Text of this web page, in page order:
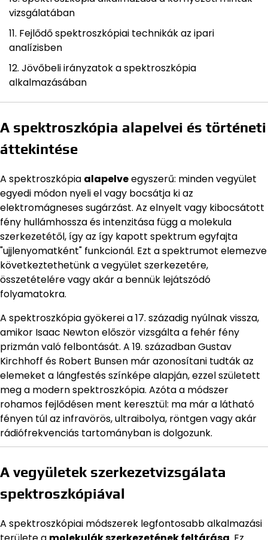
vizsgálatában
Fejlődő spektroszkópiai technikák az ipari
analízisben
Jövőbeli irányzatok a spektroszkópia
alkalmazásában
A spektroszkópia alapelvei és történeti
áttekintése
A spektroszkópia alapelveegyszerű: minden vegyület
egyedi módon nyeli el vagy bocsátja ki az
elektromágneses sugárzást. Az elnyelt vagy kibocsátott
fény hullámhossza és intenzitása függ a molekula
szerkezetétől, így az így kapott spektrum egyfajta
"ujjlenyomatként" funkcionál. Ezt a spektrumot elemezve
következtethetünk a vegyület szerkezetére,
összetételére vagy akár a bennük lejátszódó
folyamatokra.
A spektroszkópia gyökerei a 17. századig nyúlnak vissza,
amikor Isaac Newton először vizsgálta a fehér fény
prizmán való felbontását. A 19. században Gustav
Kirchhoff és Robert Bunsen már azonosítani tudták az
elemeket a lángfestés színképe alapján, ezzel született
meg a modern spektroszkópia. Azóta a módszer
rohamos fejlődésen ment keresztül: ma már a látható
fényen túl az infravörös, ultraibolya, röntgen vagy akár
rádiófrekvenciás tartományban is dolgozunk.
A vegyületek szerkezetvizsgálata
spektroszkópiával
A spektroszkópiai módszerek legfontosabb alkalmazási